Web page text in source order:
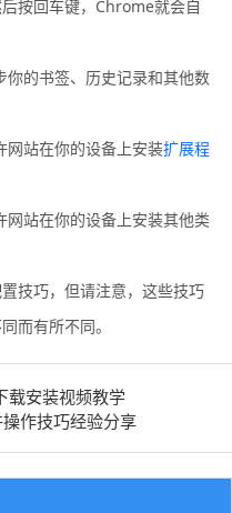
按回车键，Chrome就会自
你的书签、历史记录和其他数
网站在你的设备上安装扩展程
网站在你的设备上安装其他类
技巧，但请注意，这些技巧
而有所不同。
载安装视频教学
作技巧经验分享